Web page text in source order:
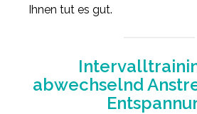
Ihnen tut es gut.
abwechselnd